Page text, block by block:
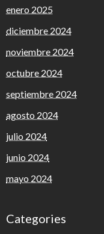
enero 2025
diciembre 2024
noviembre 2024
octubre 2024
septiembre 2024
agosto 2024
julio 2024
junio 2024
mayo 2024
Categories